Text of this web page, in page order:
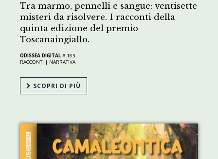
Tra marmo, pennelli e sangue: ventisette
misteri da risolvere. I racconti della
quinta edizione del premio
Toscanaingiallo.
ODISSEA DIGITAL # 163
RACCONTI | NARRATIVA
SCOPRI DI PIÙ